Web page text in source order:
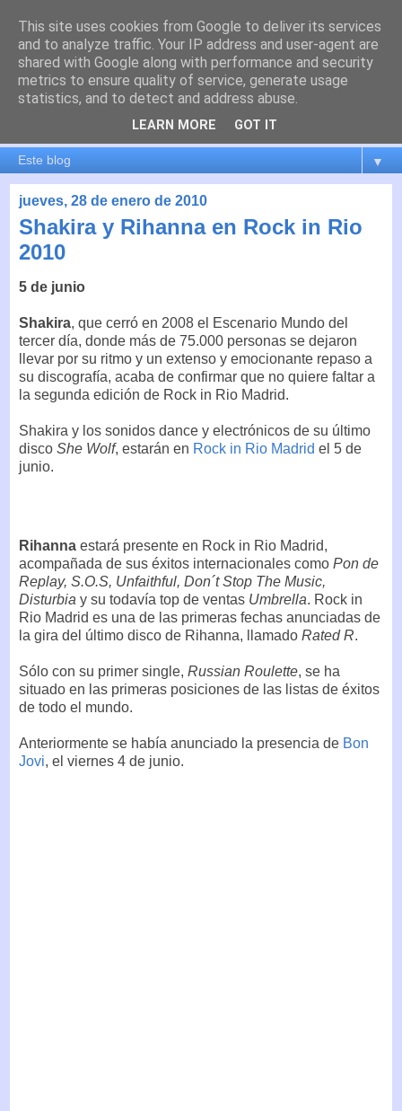
es por madrid
El blog de Madrid y su actualidad, proyectos, transporte,
movilidad, arquitectura, participación, medio ambiente,
educación, empleo, ...
▼
jueves, 28 de enero de 2010
Shakira y Rihanna en Rock in Rio
2010
5 de junio
Shakira, que cerró en 2008 el Escenario Mundo del
tercer día, donde más de 75.000 personas se dejaron
llevar por su ritmo y un extenso y emocionante repaso a
su discografía, acaba de confirmar que no quiere faltar a
la segunda edición de Rock in Rio Madrid.
Shakira y los sonidos dance y electrónicos de su último
disco She Wolf, estarán en Rock in Rio Madrid el 5 de
junio.
Rihanna estará presente en Rock in Rio Madrid,
acompañada de sus éxitos internacionales como Pon de
Replay, S.O.S, Unfaithful, Don´t Stop The Music,
Disturbia y su todavía top de ventas Umbrella. Rock in
Rio Madrid es una de las primeras fechas anunciadas de
la gira del último disco de Rihanna, llamado Rated R.
Sólo con su primer single, Russian Roulette, se ha
situado en las primeras posiciones de las listas de éxitos
de todo el mundo.
Anteriormente se había anunciado la presencia de Bon
Jovi, el viernes 4 de junio.
This site uses cookies from Google to deliver its services
and to analyze traffic. Your IP address and user-agent are
shared with Google along with performance and security
metrics to ensure quality of service, generate usage
statistics, and to detect and address abuse.
LEARN MORE GOT IT